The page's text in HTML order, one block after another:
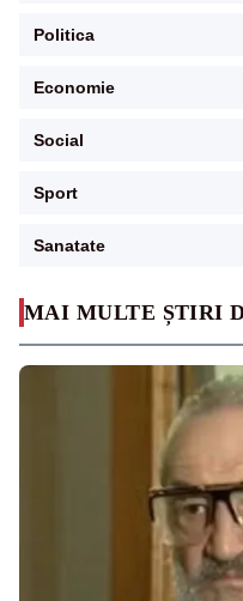
MAI MULTE ȘTIRI
Politica
Economie
Social
Sport
Sanatate